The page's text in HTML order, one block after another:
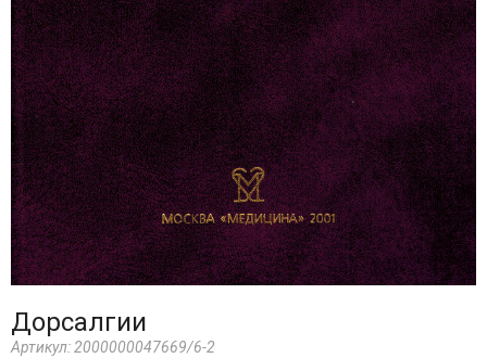
Дорсалгии
Артикул:2000000047669/6-2